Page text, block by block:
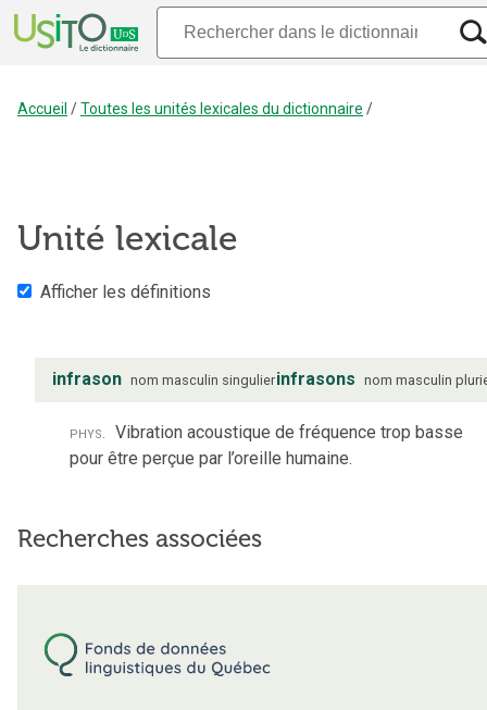
Accueil /Toutes les unités lexicales du dictionnaire /
Unité lexicale
Afficher les définitions
infrason nom masculin singulierinfrasons nom masculin
phys. Vibration acoustique de fréquence trop basse
pour être perçue par l’oreille humaine.
Recherches associées